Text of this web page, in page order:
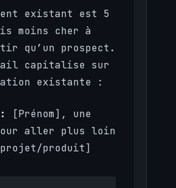
existant est 5
moins cher à
qu’un prospect.
capitalise sur
existante :
[Prénom], une
aller plus loin
produit]